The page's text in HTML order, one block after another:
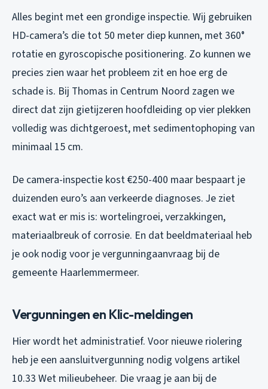
Alles begint met een grondige inspectie. Wij gebruiken
HD-camera’s die tot 50 meter diep kunnen, met 360°
rotatie en gyroscopische positionering. Zo kunnen we
precies zien waar het probleem zit en hoe erg de
schade is. Bij Thomas in Centrum Noord zagen we
direct dat zijn gietijzeren hoofdleiding op vier plekken
volledig was dichtgeroest, met sedimentophoping van
minimaal 15 cm.
De camera-inspectie kost €250-400 maar bespaart je
duizenden euro’s aan verkeerde diagnoses. Je ziet
exact wat er mis is: wortelingroei, verzakkingen,
materiaalbreuk of corrosie. En dat beeldmateriaal heb
je ook nodig voor je vergunningaanvraag bij de
gemeente Haarlemmermeer.
Vergunningen en Klic-meldingen
Hier wordt het administratief. Voor nieuwe riolering
heb je een aansluitvergunning nodig volgens artikel
10.33 Wet milieubeheer. Die vraag je aan bij de